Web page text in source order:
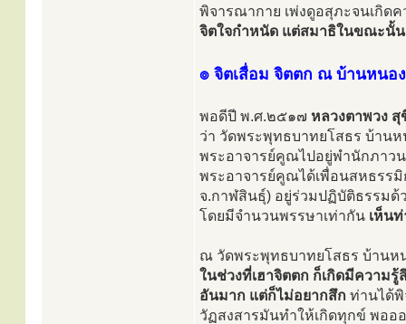
พิจารณากาย เพ่งดูอสุภะจนเกิด
จิตใจกำหนัด แต่สมาธิในขณะนั้น
๏ จิตเสื่อม จิตตก ณ บ้านหนอ
พอดีปี พ.ศ.๒๕๑๗ หลวงตาพวง
ว่า วัดพระพุทธบาทยโสธร บ้าน
พระอาจารย์คูณไปอยู่พำนักภาว
พระอาจารย์คูณได้เพื่อนสหธรร
จ.กาฬสินธุ์) อยู่ร่วมปฏิบัติธรรมด้
โดยมีจำนวนพรรษาเท่ากัน เห็น
ณ วัดพระพุทธบาทยโสธร บ้านห
ในช่วงที่เฮาจิตตก ก็เกิดมีความ
อันมาก แต่ก็ไม่อยากสึก ท่านได้พิ
วัฏสงสารมันทำให้เกิดทุกข์ พออ